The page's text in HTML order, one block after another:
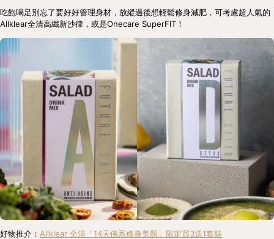
吃飽喝足別忘了要好好管理身材，放縱過後想輕鬆修身減肥，可考慮超人氣的
Allklear全清高纖新沙律，或是Onecare SuperFIT！
好物推介： Allklear 全清「14天佛系修身美顏」限定買3送1套裝